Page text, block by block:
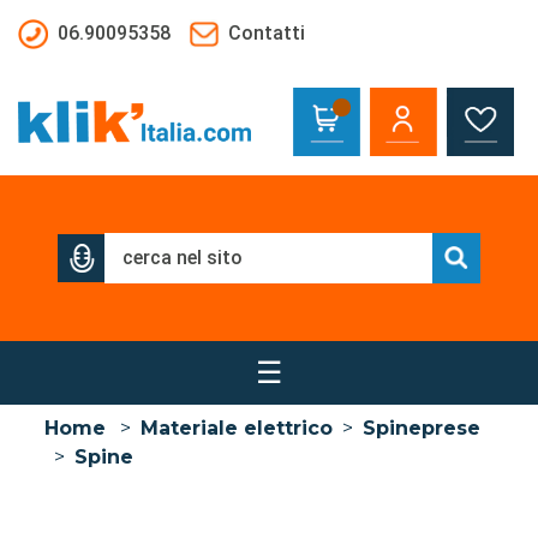
06.90095358
Contatti
☰
Home > Materiale elettrico > Spineprese
> Spine